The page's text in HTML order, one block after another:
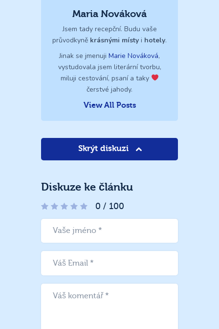
Maria Nováková
Jsem tady recepční. Budu vaše
průvodkyně krásnými místy i hotely.
Jinak se jmenuji Marie Nováková,
vystudovala jsem literární tvorbu,
miluji cestování, psaní a taky
čerstvé jahody.
View All Posts
Skrýt diskuzi
Diskuze ke článku
0 / 100